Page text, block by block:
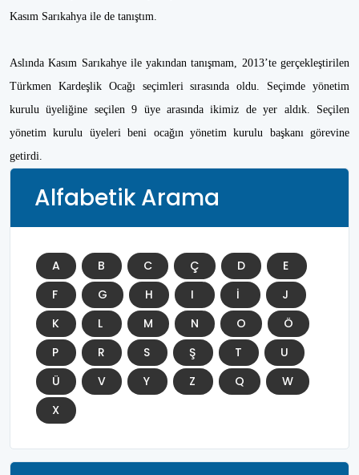
Kasım Sarıkahya ile de tanıştım.
Aslında Kasım Sarıkahye ile yakından tanışmam, 2013’te gerçekleştirilen
Türkmen Kardeşlik Ocağı seçimleri sırasında oldu. Seçimde yönetim
kurulu üyeliğine seçilen 9 üye arasında ikimiz de yer aldık. Seçilen
yönetim kurulu üyeleri beni ocağın yönetim kurulu başkanı görevine
getirdi.
Alfabetik Arama
A B C Ç D
E
F
G H I İ
J
K
L M N O
Ö
P
R S Ş T
U
Ü
V Y Z Q
W
X